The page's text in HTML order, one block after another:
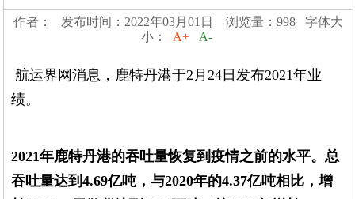
作者： 发布时间：2022年03月01日 浏览量：998 字体大
小：
A+ A-
航运界网消息，鹿特丹港于2月24日发布2021年业
绩。
2021年鹿特丹港的吞吐量恢复到疫情之前的水平。总
吞吐量达到4.69亿吨，与2020年的4.37亿吨相比，增